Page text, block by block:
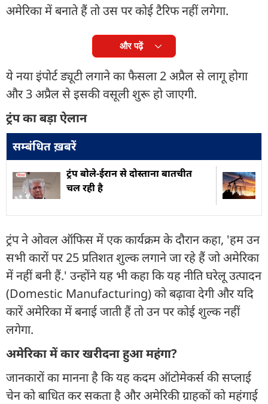
अमेरिका में बनाते हैं तो उस पर कोई टैरिफ नहीं लगेगा.
और पढ़ें
ये नया इंपोर्ट ड्यूटी लगाने का फैसला 2 अप्रैल से लागू होगा
और 3 अप्रैल से इसकी वसूली शुरू हो जाएगी.
ट्रंप का बड़ा ऐलान
सम्बंधित ख़बरें
ट्रंप बोले-ईरान से दोस्ताना बातचीत
चल रही है
ट्रंप ने ओवल ऑफिस में एक कार्यक्रम के दौरान कहा, 'हम उन
सभी कारों पर 25 प्रतिशत शुल्क लगाने जा रहे हैं जो अमेरिका
में नहीं बनी हैं.' उन्होंने यह भी कहा कि यह नीति घरेलू उत्पादन
(Domestic Manufacturing) को बढ़ावा देगी और यदि
कारें अमेरिका में बनाई जाती हैं तो उन पर कोई शुल्क नहीं
लगेगा.
अमेरिका में कार खरीदना हुआ महंगा?
जानकारों का मानना है कि यह कदम ऑटोमेकर्स की सप्लाई
चेन को बाधित कर सकता है और अमेरिकी ग्राहकों को महंगाई